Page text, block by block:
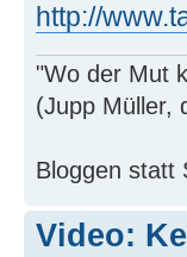
http://
"Wo der Mut
(Jupp Müller,
Bloggen statt
Video: